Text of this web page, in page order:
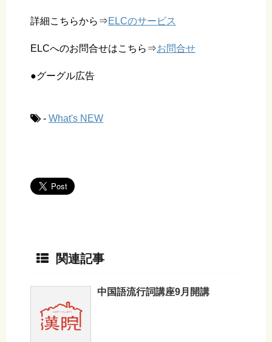
詳細こちらから⇒ELCのサービス
ELCへのお問合せはこちら⇒お問合せ
●グーグル広告
- What's NEW
関連記事
中国語流行詞講座9月開講